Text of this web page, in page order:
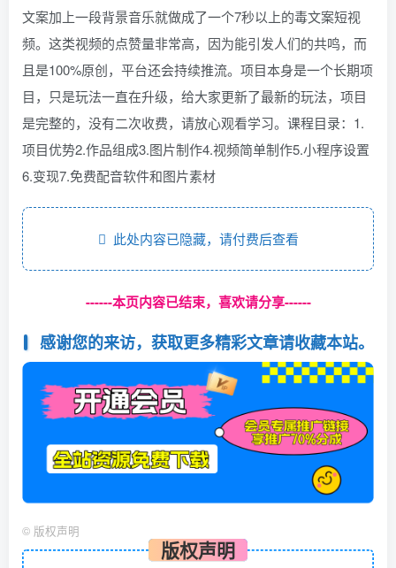
文案加上一段背景音乐就做成了一个7秒以上的毒文案短视
频。这类视频的点赞量非常高，因为能引发人们的共鸣，而
且是100%原创，平台还会持续推流。项目本身是一个长期项
目，只是玩法一直在升级，给大家更新了最新的玩法，项目
是完整的，没有二次收费，请放心观看学习。课程目录：1.
项目优势2.作品组成3.图片制作4.视频简单制作5.小程序设置
6.变现7.免费配音软件和图片素材
此处内容已隐藏，请付费后查看
------本页内容已结束，喜欢请分享------
感谢您的来访，获取更多精彩文章请收藏本站。
© 版权声明
版权声明